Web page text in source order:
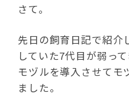
さて。
先日の飼育日記で紹介
していた7代目が弱っ
モヅルを導入させてモ
ました。